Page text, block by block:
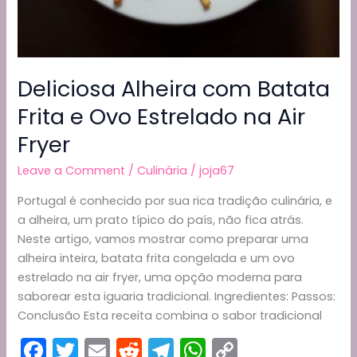
Deliciosa Alheira com Batata
Frita e Ovo Estrelado na Air
Fryer
Leave a Comment /Culinária /joja67
Portugal é conhecido por sua rica tradição culinária, e
a alheira, um prato típico do país, não fica atrás.
Neste artigo, vamos mostrar como preparar uma
alheira inteira, batata frita congelada e um ovo
estrelado na air fryer, uma opção moderna para
saborear esta iguaria tradicional. Ingredientes: Passos:
Conclusão Esta receita combina o sabor tradicional